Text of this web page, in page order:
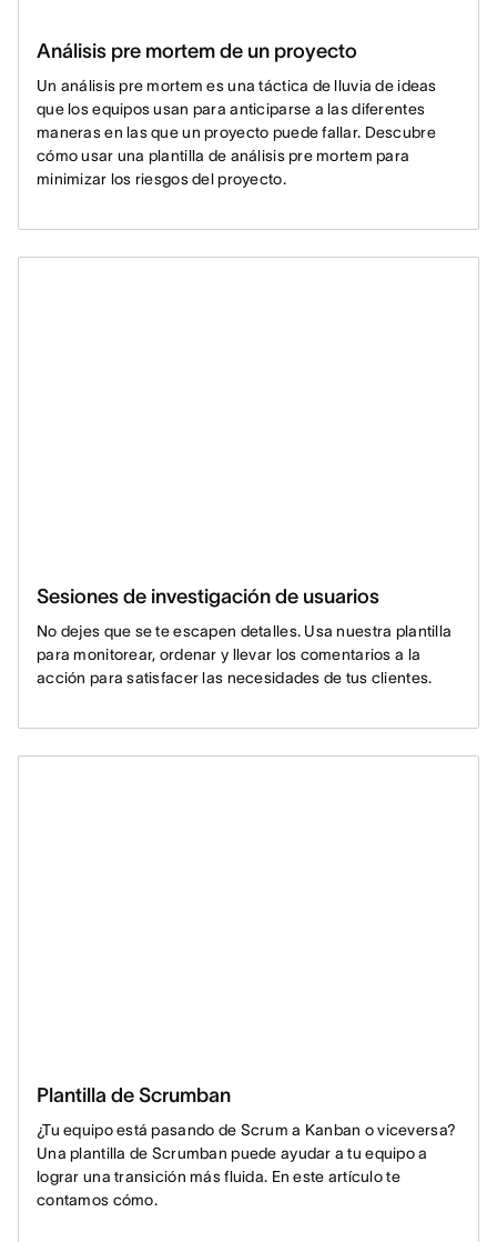
Análisis pre mortem de un proyecto
Un análisis pre mortem es una táctica de lluvia de ideas
que los equipos usan para anticiparse a las diferentes
maneras en las que un proyecto puede fallar. Descubre
cómo usar una plantilla de análisis pre mortem para
minimizar los riesgos del proyecto.
Sesiones de investigación de usuarios
No dejes que se te escapen detalles. Usa nuestra plantilla
para monitorear, ordenar y llevar los comentarios a la
acción para satisfacer las necesidades de tus clientes.
Plantilla de Scrumban
¿Tu equipo está pasando de Scrum a Kanban o viceversa?
Una plantilla de Scrumban puede ayudar a tu equipo a
lograr una transición más fluida. En este artículo te
contamos cómo.